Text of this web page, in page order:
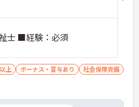
士 ■経験：必須
上 ボーナス・賞与あり
社会保険完備